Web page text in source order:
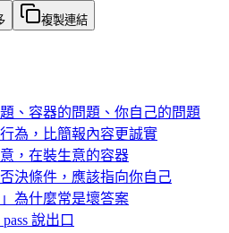
複製連結
、容器的問題、你自己的問題
為，比簡報內容更誠實
，在裝生意的容器
決條件，應該指向你自己
為什麼常是壞答案
說出口